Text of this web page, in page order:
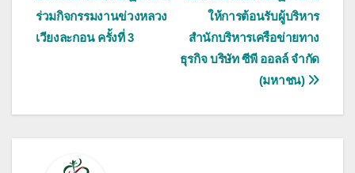
เรื่อง
ให้การต้อนรับผู้บริหาร
สำนักบริหารเครือข่ายทาง
ธุรกิจ บริษัท ซีพี ออลล์ จำกัด
(มหาชน)
ร่วมกิจกรรมงานข่วงหลวง
เวียงละกอน ครั้งที่ 3